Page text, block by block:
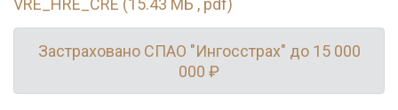
VRE_HRE_CRE (15.43 МБ , pdf)
Застраховано СПАО "Ингосстрах" до 15 000
000 ₽